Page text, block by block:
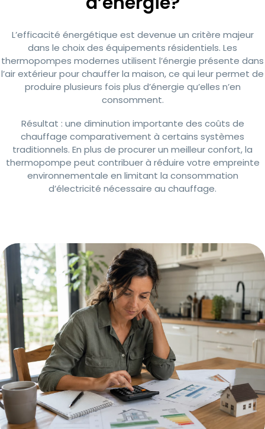
L’efficacité énergétique est devenue un critère majeur
dans le choix des équipements résidentiels. Les
thermopompes modernes utilisent l’énergie présente dans
l’air extérieur pour chauffer la maison, ce qui leur permet de
produire plusieurs fois plus d’énergie qu’elles n’en
consomment.
Résultat : une diminution importante des coûts de
chauffage comparativement à certains systèmes
traditionnels. En plus de procurer un meilleur confort, la
thermopompe peut contribuer à réduire votre empreinte
environnementale en limitant la consommation
d’électricité nécessaire au chauffage.